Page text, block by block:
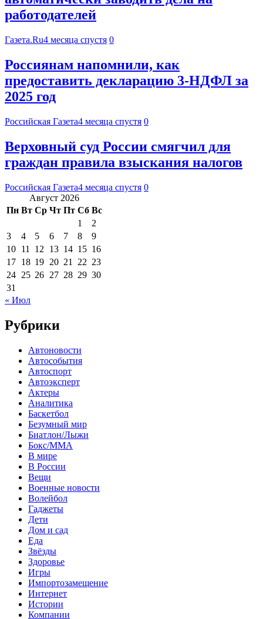
работодателей
Газета.Ru4 месяца спустя 0
Россиянам напомнили, как
предоставить декларацию 3-НДФЛ за
2025 год
Российская Газета4 месяца спустя 0
Верховный суд России смягчил для
граждан правила взыскания налогов
Российская Газета4 месяца спустя 0
Август 2026
Пн Вт Ср Чт Пт Сб Вс
1
2
3
4 5 6 7 8
9
10 11 12 13 14 15 16
17 18 19 20 21 22 23
24 25 26 27 28 29 30
31
« Июл
Рубрики
Автоновости
Автособытия
Автоспорт
Автоэксперт
Актеры
Аналитика
Баскетбол
Безумный мир
Биатлон/Лыжи
Бокс/MMA
В мире
В России
Вещи
Военные новости
Волейбол
Гаджеты
Дети
Дом и сад
Еда
Звёзды
Здоровье
Игры
Импортозамещение
Интернет
Истории
Компании